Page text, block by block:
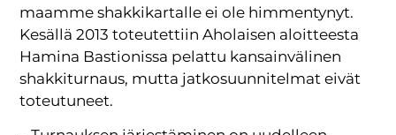
maamme shakkikartalle ei ole himmentynyt.
Kesällä 2013 toteutettiin Aholaisen aloitteesta
Hamina Bastionissa pelattu kansainvälinen
shakkiturnaus, mutta jatkosuunnitelmat eivät
toteutuneet.